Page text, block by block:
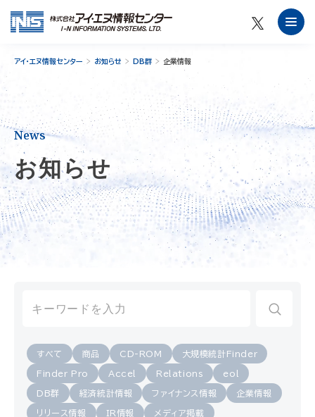
アイ・エヌ情報センター お知らせ DB群 企業情報
News
お知らせ
for:
すべて 商品 CD-ROM 大規模統計Finder
Finder Pro Accel Relations eol
DB群 経済統計情報 ファイナンス情報 企業情報
リリース情報 IR情報 メディア掲載